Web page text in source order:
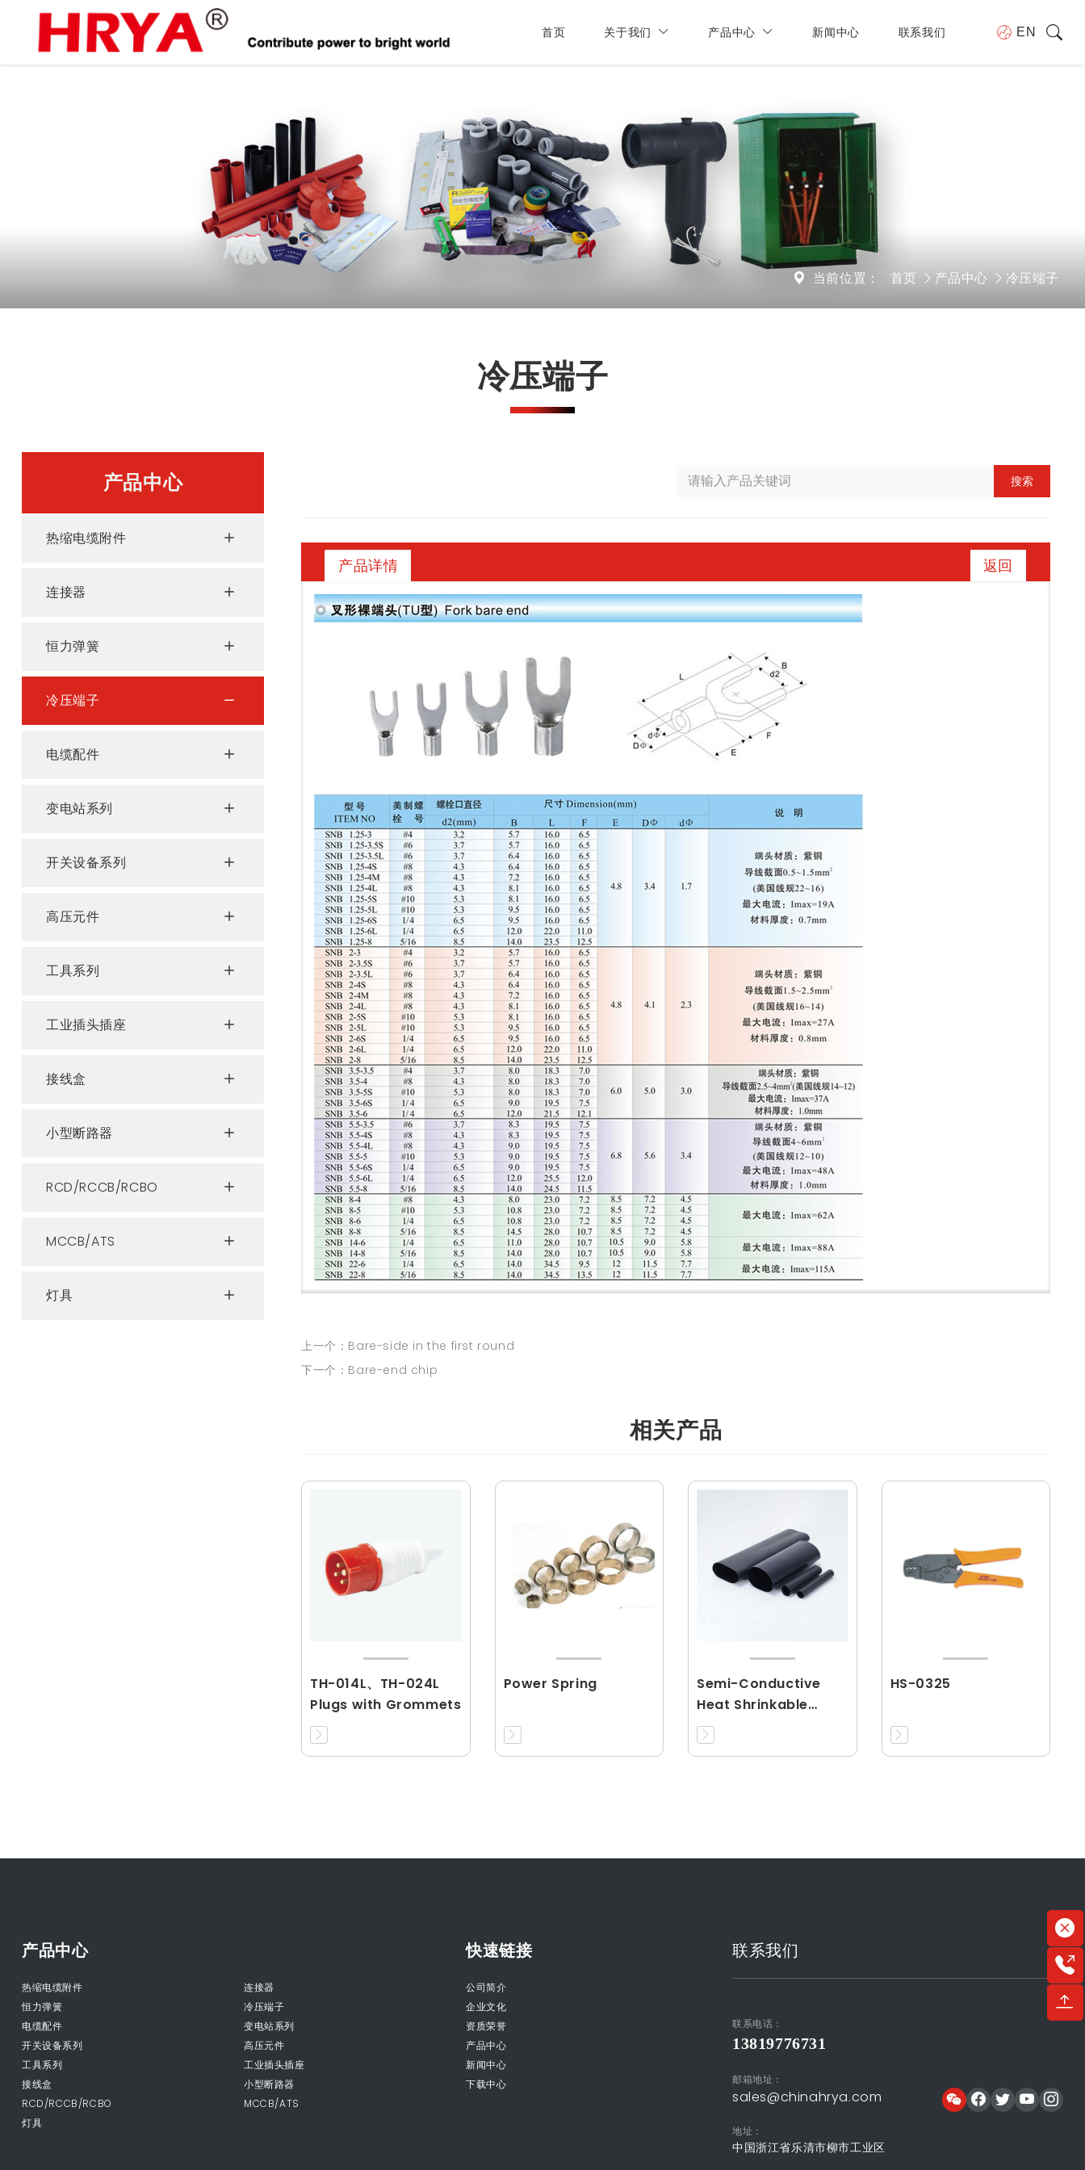
首页 关于我们 产品中心 新闻中心 联系我们 EN
当前位置： 首页 产品中心 冷压端子
冷压端子
产品中心
热缩电缆附件
连接器
恒力弹簧
冷压端子
电缆配件
变电站系列
开关设备系列
高压元件
工具系列
工业插头插座
接线盒
小型断路器
RCD/RCCB/RCBO
MCCB/ATS
灯具
搜索
产品详情 返回
上一个：Bare-side in the first round
下一个：Bare-end chip
相关产品
TH-014L、TH-024L
Plugs with Grommets
Power Spring
Semi-Conductive
Heat Shrinkable
Tubing(RCBD)
HS-0325
产品中心
热缩电缆附件
连接器
恒力弹簧
冷压端子
电缆配件
变电站系列
开关设备系列
高压元件
工具系列
工业插头插座
接线盒
小型断路器
RCD/RCCB/RCBO
MCCB/ATS
灯具
快速链接
公司简介
企业文化
资质荣誉
产品中心
新闻中心
下载中心
联系我们
联系电话：
13819776731
邮箱地址：
sales@chinahrya.com
地址：
中国浙江省乐清市柳市工业区